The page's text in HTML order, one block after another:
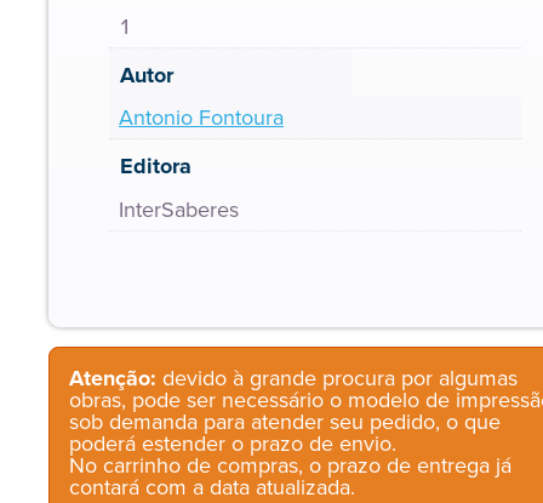
1
Autor
Antonio Fontoura
Editora
InterSaberes
Atenção: devido à grande procura por algumas
obras, pode ser necessário o modelo de
sob demanda para atender seu pedido, o que
poderá estender o prazo de envio.
No carrinho de compras, o prazo de entrega já
contará com a data atualizada.